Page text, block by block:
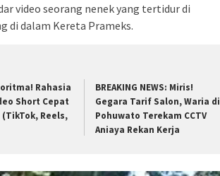
video seorang nenek yang tertidur di
di dalam Kereta Prameks.
Rahasia
Short Cepat
(TikTok, Reels,
BREAKING NEWS: Miris!
Gegara Tarif Salon, Waria di
Pohuwato Terekam CCTV
Aniaya Rekan Kerja